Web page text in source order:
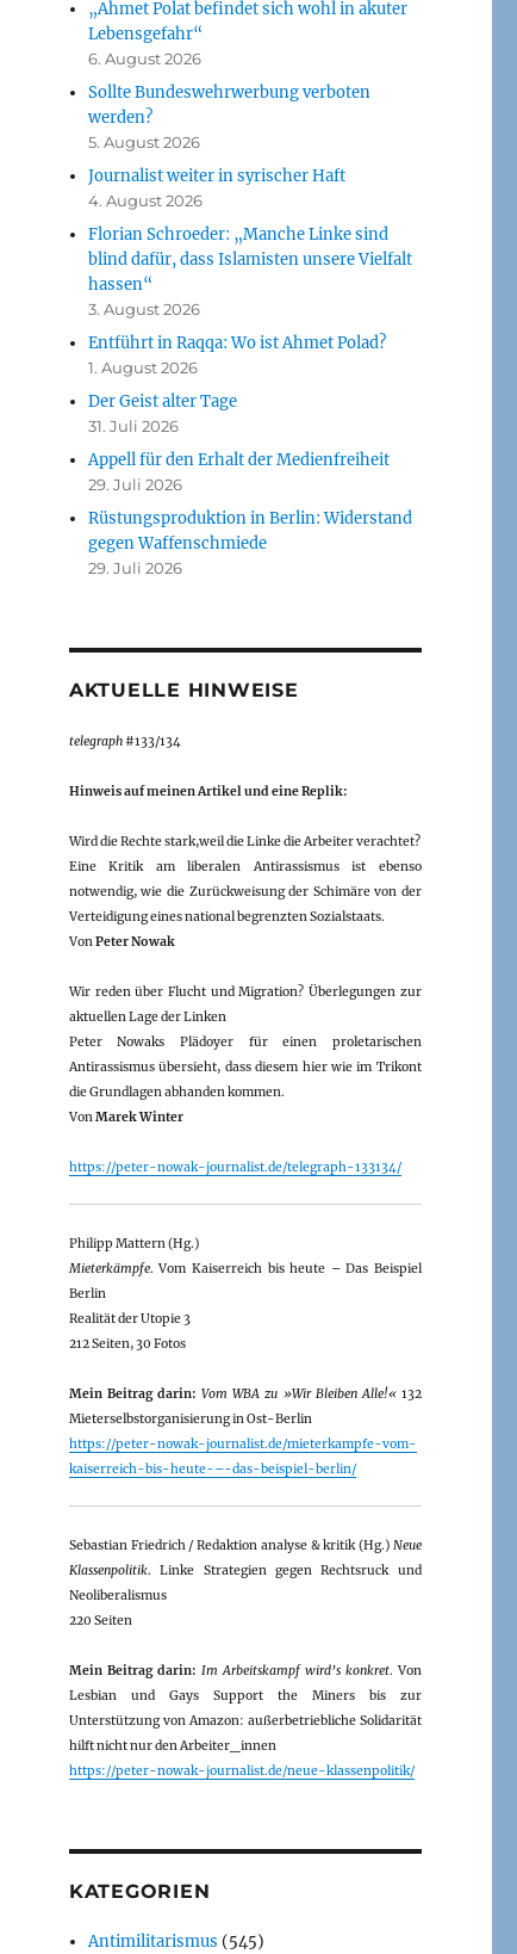
„Ahmet Polat befindet sich wohl in akuter
Lebensgefahr“
6. August 2026
Sollte Bundeswehrwerbung verboten
werden?
5. August 2026
Journalist weiter in syrischer Haft
4. August 2026
Florian Schroeder: „Manche Linke sind
blind dafür, dass Islamisten unsere Vielfalt
hassen“
3. August 2026
Entführt in Raqqa: Wo ist Ahmet Polad?
1. August 2026
Der Geist alter Tage
31. Juli 2026
Appell für den Erhalt der Medienfreiheit
29. Juli 2026
Rüstungsproduktion in Berlin: Widerstand
gegen Waffenschmiede
29. Juli 2026
AKTUELLE HINWEISE
telegraph#133/134
Hinweis auf meinen Artikel und eine Replik:
Wird die Rechte stark,weil die Linke die Arbeiter verachtet?
Eine Kritik am liberalen Antirassismus ist ebenso
notwendig, wie die Zurückweisung der Schimäre von der
Verteidigung eines national begrenzten Sozialstaats.
VonPeter Nowak
Wir reden über Flucht und Migration? Überlegungen zur
aktuellen Lage der Linken
Peter Nowaks Plädoyer für einen proletarischen
Antirassismus übersieht, dass diesem hier wie im Trikont
die Grundlagen abhanden kommen.
VonMarek Winter
https://peter-nowak-journalist.de/telegraph-133134/
Philipp Mattern (Hg.)
Mieterkämpfe. Vom Kaiserreich bis heute – Das Beispiel
Berlin
Realität der Utopie 3
212 Seiten, 30 Fotos
Mein Beitrag darin: Vom WBA zu »Wir Bleiben Alle!«132
Mieterselbstorganisierung in Ost-Berlin
https://peter-nowak-journalist.de/mieterkampfe-vom-
kaiserreich-bis-heute-–-das-beispiel-berlin/
Sebastian Friedrich / Redaktion analyse & kritik (Hg.) Neue
Klassenpolitik. Linke Strategien gegen Rechtsruck und
Neoliberalismus
220 Seiten
Mein Beitrag darin: Im Arbeitskampf wird’s konkret. Von
Lesbian und Gays Support the Miners bis zur
Unterstützung von Amazon: außerbetriebliche Solidarität
hilft nicht nur den Arbeiter_innen
https://peter-nowak-journalist.de/neue-klassenpolitik/
KATEGORIEN
Antimilitarismus (545)